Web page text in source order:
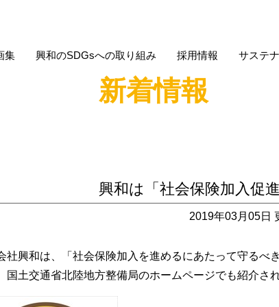
集 興和のSDGsへの取り組み 採用情報 サステ
新着情報
興和は「社会保険加入促
2019年03月05日
社興和は、「社会保険加入を進めるにあたって守るべ
国土交通省北陸地方整備局のホームページでも紹介さ